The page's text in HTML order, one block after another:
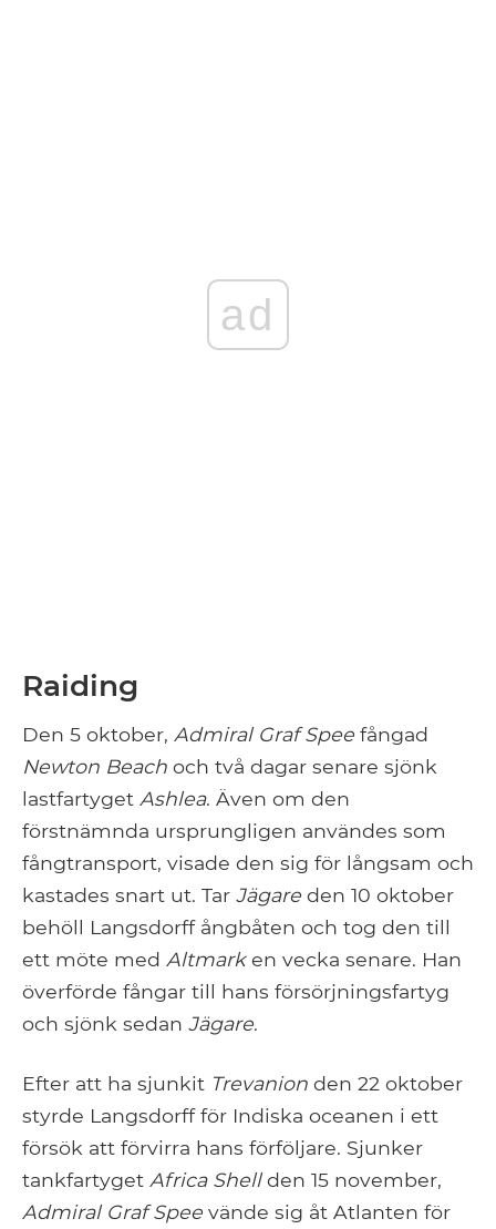
ad
Raiding
Den 5 oktober, Admiral Graf Spee fångad
Newton Beach och två dagar senare sjönk
lastfartyget Ashlea. Även om den
förstnämnda ursprungligen användes som
fångtransport, visade den sig för långsam och
kastades snart ut. Tar Jägare den 10 oktober
behöll Langsdorff ångbåten och tog den till
ett möte med Altmarken vecka senare. Han
överförde fångar till hans försörjningsfartyg
och sjönk sedan Jägare.
Efter att ha sjunkit Trevanion den 22 oktober
styrde Langsdorff för Indiska oceanen i ett
försök att förvirra hans förföljare. Sjunker
tankfartyget Africa Shellden 15 november,
Admiral Graf Spee vände sig åt Atlanten för